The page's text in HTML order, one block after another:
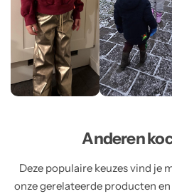
Anderen
Deze populaire keuzes vind je
onze gerelateerde producten